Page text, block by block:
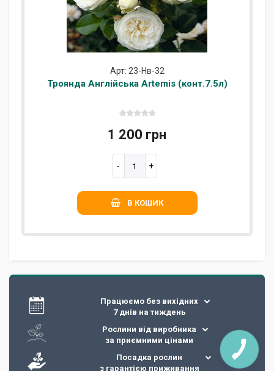
Арт: 23-Нв-32
Троянда Англійська Artemis (конт.7.5л)
1 200 грн
В КОШИК
Працюємо без вихідних
7 днів на тиждень
Рослини від виробника
за приємними цінами
Посадка рослин
з гарантією приживання